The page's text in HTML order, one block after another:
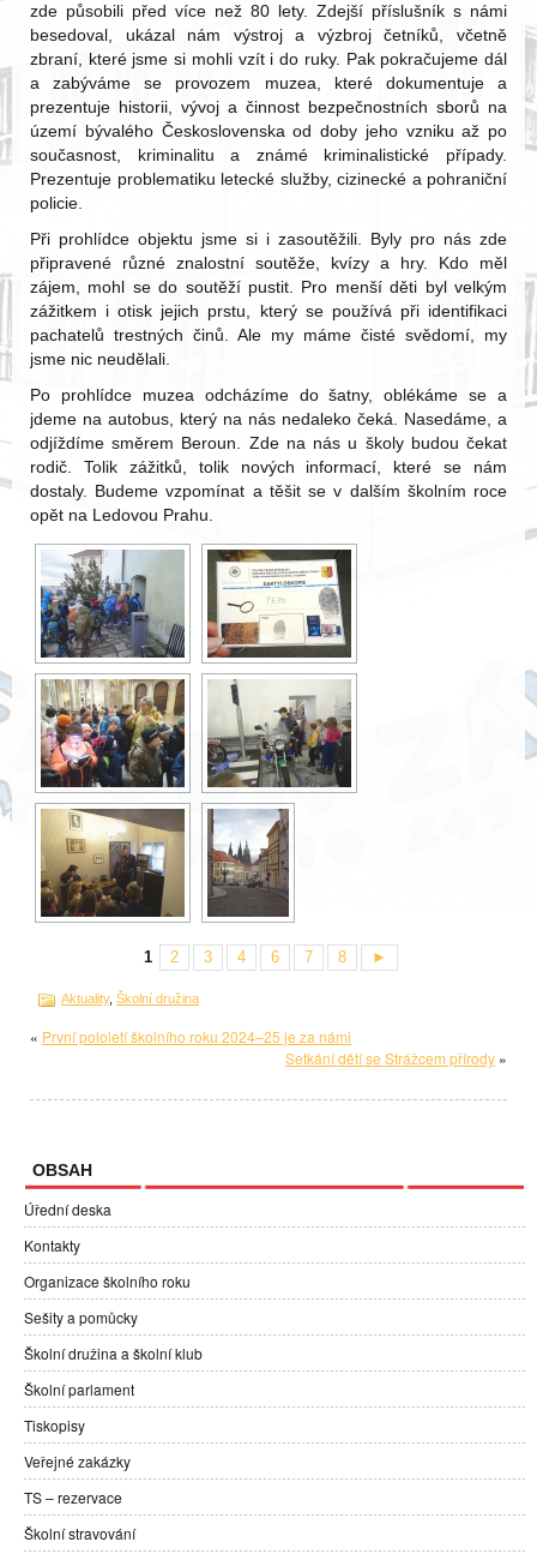
zde působili před více než 80 lety. Zdejší příslušník s námi
besedoval, ukázal nám výstroj a výzbroj četníků, včetně
zbraní, které jsme si mohli vzít i do ruky. Pak pokračujeme dál
a zabýváme se provozem muzea, které dokumentuje a
prezentuje historii, vývoj a činnost bezpečnostních sborů na
území bývalého Československa od doby jeho vzniku až po
současnost, kriminalitu a známé kriminalistické případy.
Prezentuje problematiku letecké služby, cizinecké a pohraniční
policie.
Při prohlídce objektu jsme si i zasoutěžili. Byly pro nás zde
připravené různé znalostní soutěže, kvízy a hry. Kdo měl
zájem, mohl se do soutěží pustit. Pro menší děti byl velkým
zážitkem i otisk jejich prstu, který se používá při identifikaci
pachatelů trestných činů. Ale my máme čisté svědomí, my
jsme nic neudělali.
Po prohlídce muzea odcházíme do šatny, oblékáme se a
jdeme na autobus, který na nás nedaleko čeká. Nasedáme, a
odjíždíme směrem Beroun. Zde na nás u školy budou čekat
rodič. Tolik zážitků, tolik nových informací, které se nám
dostaly. Budeme vzpomínat a těšit se v dalším školním roce
opět na Ledovou Prahu.
1 2 3 4 6 7 8 ►
Aktuality, Školní družina
« První pololetí školního roku 2024–25 je za námi
Setkání dětí se Strážcem přírody »
OBSAH
Úřední deska
Kontakty
Organizace školního roku
Sešity a pomůcky
Školní družina a školní klub
Školní parlament
Tiskopisy
Veřejné zakázky
TS – rezervace
Školní stravování